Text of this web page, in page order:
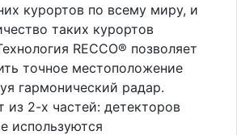
курортов по всему миру, и
таких курортов
RECCO® позволяет
точное местоположение
гармонический радар.
из 2-х частей: детекторов
используются